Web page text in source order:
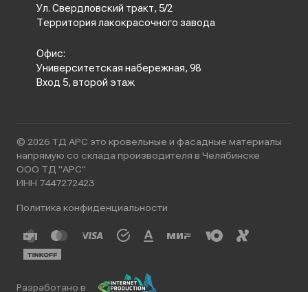
Ул. Свердловский тракт, 5/2
Территория лакокрасочного завода
Офис:
Университетская набережная, 98
Вход 5, второй этаж
© 2026 ТД АРС это кровельные и фасадные материалы
напрямую со склада производителя в Челябинске
ООО ТД "АРС"
ИНН 7447272423
Политика конфиденциальности
Разработано в